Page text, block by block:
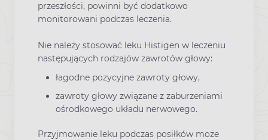
przeszłości, powinni być dodatkowo
monitorowani podczas leczenia.
Nie należy stosować leku Histigen w leczeniu
następujących rodzajów zawrotów głowy:
łagodne pozycyjne zawroty głowy,
zawroty głowy związane z zaburzeniami
ośrodkowego układu nerwowego.
Przyjmowanie leku podczas posiłków może